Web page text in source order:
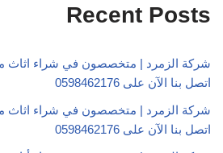
Recent Posts
شركة الزمرد | متخصصون في شراء اثاث
اتصل بنا الآن على 0598462176
شركة الزمرد | متخصصون في شراء اثاث
اتصل بنا الآن على 0598462176